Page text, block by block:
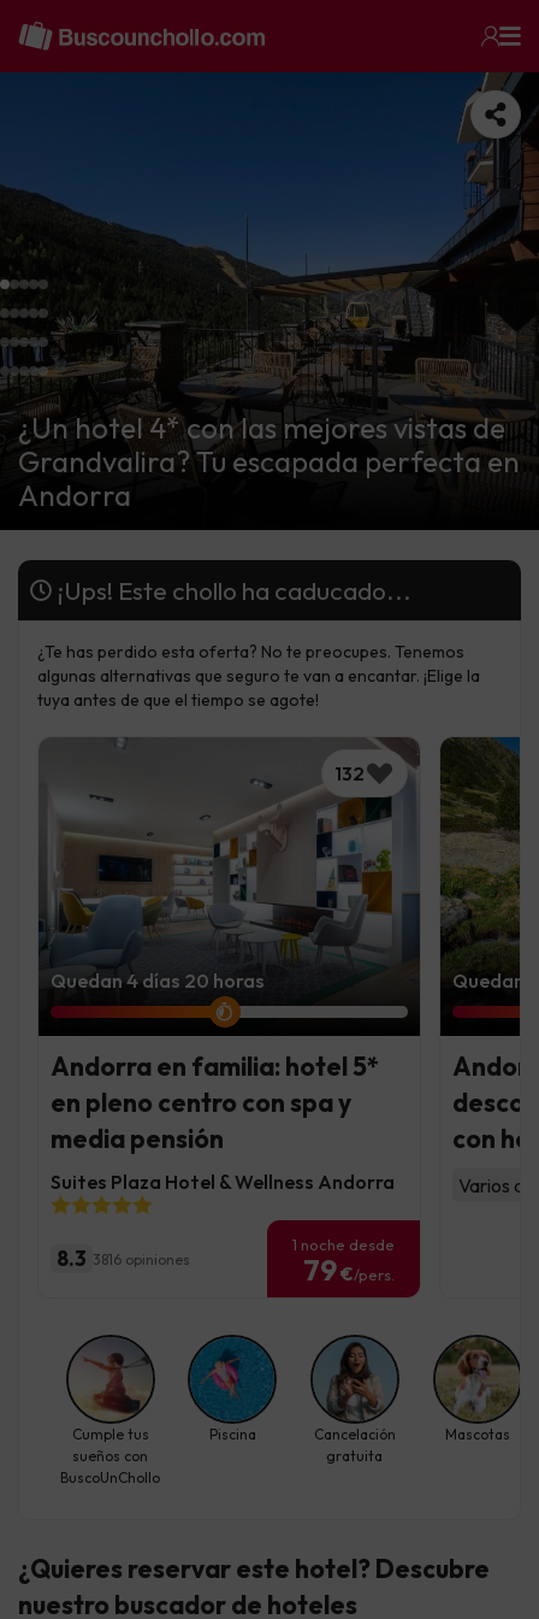
¿Un hotel 4* con las mejores vistas de
Grandvalira? Tu escapada perfecta en
Andorra
¡Ups! Este chollo ha caducado...
¿Te has perdido esta oferta? No te preocupes. Tenemos
algunas alternativas que seguro te van a encantar. ¡Elige la
tuya antes de que el tiempo se agote!
132
Quedan 4 días 20 horas
Andorra en familia: hotel 5*
en pleno centro con spa y
media pensión
Suites Plaza Hotel & Wellness Andorra
8.3 3816 opiniones
1 noche desde
79€/pers.
Quedan
con
Varios
Cumple tus
sueños con
BuscoUnChollo
Piscina
Cancelación
gratuita
Mascotas
¿Quieres reservar este hotel? Descubre
nuestro buscador de hoteles